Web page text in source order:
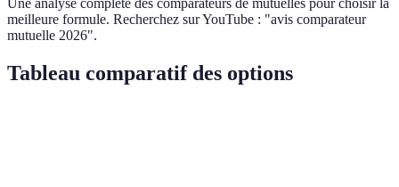
Une analyse complète des comparateurs de mutuelles pour choisir la
meilleure formule. Recherchez sur YouTube : "avis comparateur
mutuelle 2026".
Tableau comparatif des options